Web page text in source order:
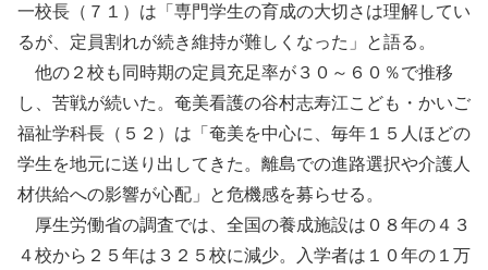
一校長（７１）は「専門学生の育成の大切さは理解してい
るが、定員割れが続き維持が難しくなった」と語る。
他の２校も同時期の定員充足率が３０～６０％で推移
し、苦戦が続いた。奄美看護の谷村志寿江こども・かいご
福祉学科長（５２）は「奄美を中心に、毎年１５人ほどの
学生を地元に送り出してきた。離島での進路選択や介護人
材供給への影響が心配」と危機感を募らせる。
厚生労働省の調査では、全国の養成施設は０８年の４３
４校から２５年は３２５校に減少。入学者は１０年の１万